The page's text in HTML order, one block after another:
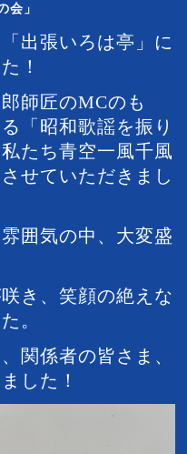
会」
出張いろは亭」に
！
師匠のMCのも
「昭和歌謡を振り
たち青空一風千風
せていただきまし
囲気の中、大変盛
き、笑顔の絶えな
。
関係者の皆さま、
した！